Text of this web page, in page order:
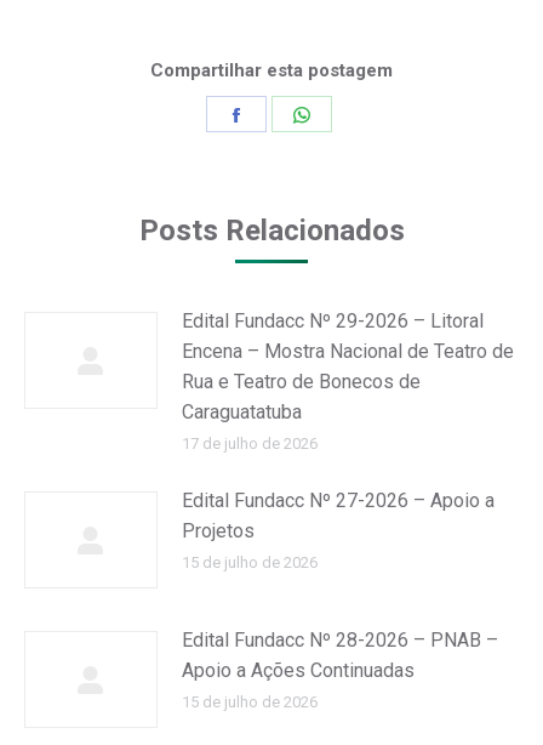
Compartilhar esta postagem
Posts Relacionados
Edital Fundacc Nº 29-2026 – Litoral
Encena – Mostra Nacional de Teatro de
Rua e Teatro de Bonecos de
Caraguatatuba
17 de julho de 2026
Edital Fundacc Nº 27-2026 – Apoio a
Projetos
15 de julho de 2026
Edital Fundacc Nº 28-2026 – PNAB –
Apoio a Ações Continuadas
15 de julho de 2026